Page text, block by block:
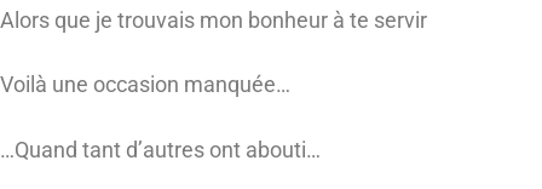
Alors que je trouvais mon bonheur à te servir
Voilà une occasion manquée…
…Quand tant d’autres ont abouti…